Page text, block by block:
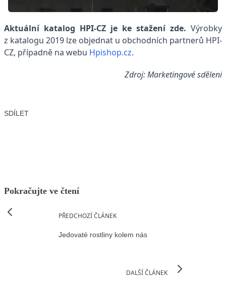
Aktuální katalog HPI-CZ je ke stažení zde. Výrobky
z katalogu 2019 lze objednat u obchodních partnerů HPI-
CZ, případně na webu Hpishop.cz.
Zdroj: Marketingové sdělení
SDÍLET
Pokračujte ve čtení
PŘEDCHOZÍ ČLÁNEK
Jedovaté rostliny kolem nás
DALŠÍ ČLÁNEK